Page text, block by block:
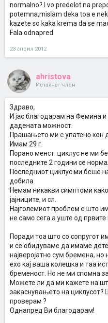
normalno? I vo predelot na
potemna,mislam deka toa e
kazete so kaka krema da se
Fala odnapred
23 април 2012
ahristova
Истакнат член
Здраво,
И јас благодарам на Фемина
дадената можност.
Прашањето ми е упатено кон
Имам 29 г.
Порано менст. циклус не ми
последните 2 години се
Последниот циклус ми беше
добила.
Немам никакви симптоми
јајниците, и сл.
Најголемиот проблем е што
не само сега а уште од првите
Поради тоа што со сопругот
и се обидуваме да имаме
најверојатно сум бремена, но
ехо кај ваша колешка и таа
бременост. Но не ми спомна
Можете ли да ми кажете на
закаснувањето на циклусот?
проверам ?
Однапред Ви благодарам!